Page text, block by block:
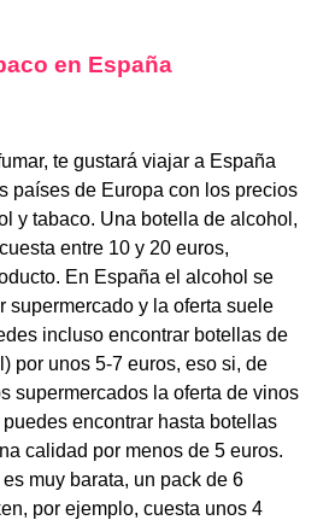
en España
te gustará viajar a España
países de Europa con los precios
y tabaco. Una botella de alcohol,
entre 10 y 20 euros,
En España el alcohol se
supermercado y la oferta suele
incluso encontrar botellas de
por unos 5-7 euros, eso si, de
supermercados la oferta de vinos
encontrar hasta botellas
calidad por menos de 5 euros.
muy barata, un pack de 6
por ejemplo, cuesta unos 4